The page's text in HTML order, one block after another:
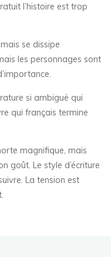
l’histoire est trop
se dissipe
les personnages sont
si ambiguë qui
qui français termine
magnifique, mais
goût. Le style d’écriture
La tension est